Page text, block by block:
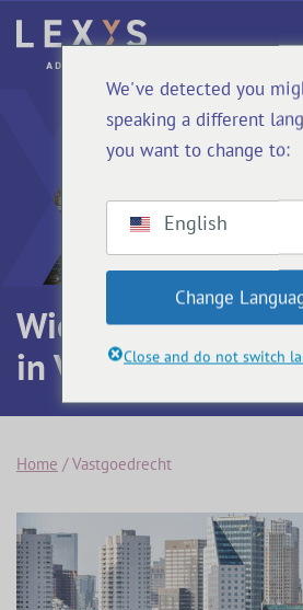
Wie bepaalt wijze
in VvE?
Home /Vastgoedrecht
We've detected you
speaking a different
you want to change to:
English
Change
Close and do not switch